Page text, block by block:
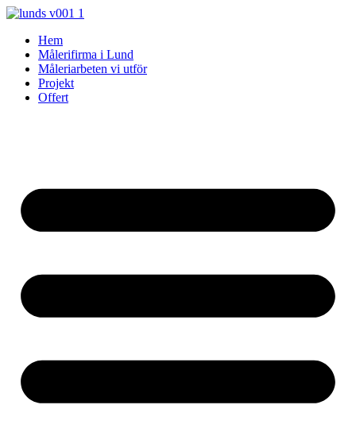
Skip
contentHem
Målerifirma i Lund
Måleriarbeten vi utför
Projekt
Offert